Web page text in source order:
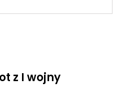
z I wojny